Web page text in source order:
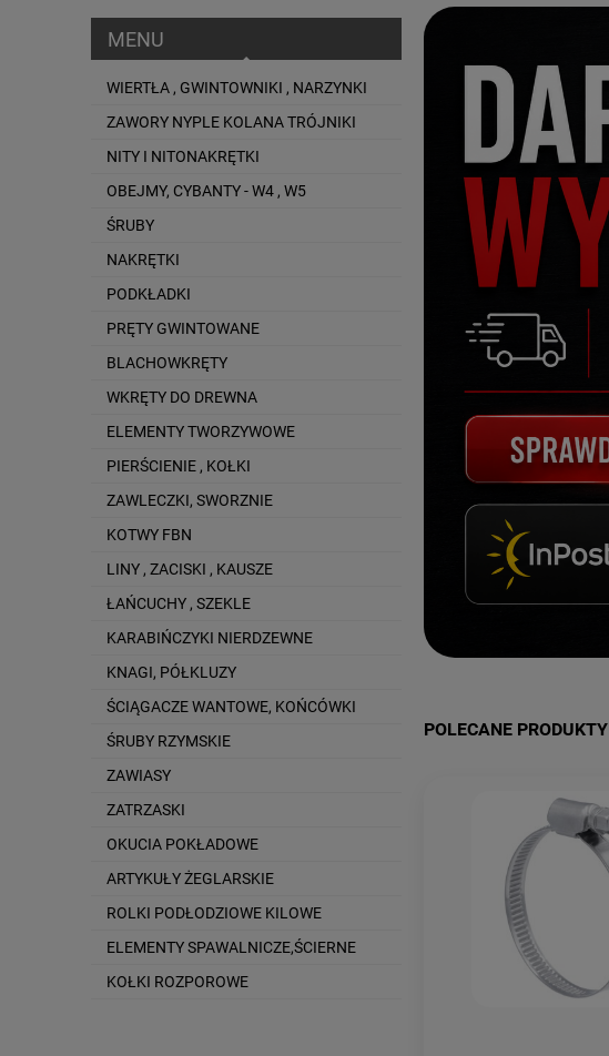
MENU
WIERTŁA , GWINTOWNIKI , NARZYNKI
ZAWORY NYPLE KOLANA TRÓJNIKI
NITY I NITONAKRĘTKI
OBEJMY, CYBANTY - W4 , W5
ŚRUBY
NAKRĘTKI
PODKŁADKI
PRĘTY GWINTOWANE
BLACHOWKRĘTY
WKRĘTY DO DREWNA
ELEMENTY TWORZYWOWE
PIERŚCIENIE , KOŁKI
ZAWLECZKI, SWORZNIE
KOTWY FBN
LINY , ZACISKI , KAUSZE
ŁAŃCUCHY , SZEKLE
KARABIŃCZYKI NIERDZEWNE
KNAGI, PÓŁKLUZY
ŚCIĄGACZE WANTOWE, KOŃCÓWKI
ŚRUBY RZYMSKIE
ZAWIASY
ZATRZASKI
OKUCIA POKŁADOWE
ARTYKUŁY ŻEGLARSKIE
ROLKI PODŁODZIOWE KILOWE
ELEMENTY SPAWALNICZE,ŚCIERNE
KOŁKI ROZPOROWE
POLECANE PRODUKTY